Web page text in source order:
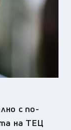
с по-
на ТЕЦ